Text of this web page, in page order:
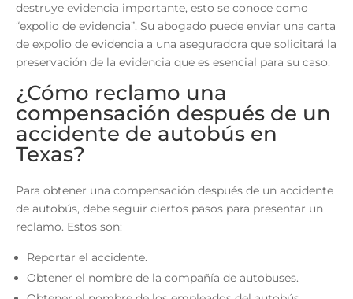
destruye evidencia importante, esto se conoce como
“expolio de evidencia”. Su abogado puede enviar una carta
de expolio de evidencia a una aseguradora que solicitará la
preservación de la evidencia que es esencial para su caso.
¿Cómo reclamo una
compensación después de un
accidente de autobús en
Texas?
Para obtener una compensación después de un accidente
de autobús, debe seguir ciertos pasos para presentar un
reclamo. Estos son:
Reportar el accidente.
Obtener el nombre de la compañía de autobuses.